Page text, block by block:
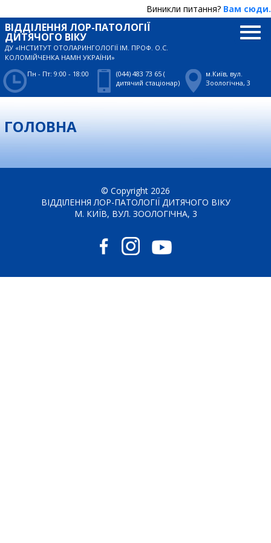
Виникли питання? Вам сюди.
ВІДДІЛЕННЯ ЛОР-ПАТОЛОГІЇ
ДИТЯЧОГО ВІКУ
ДУ «ІНСТИТУТ ОТОЛАРИНГОЛОГІЇ ІМ. ПРОФ. О.С.
КОЛОМІЙЧЕНКА НАМН УКРАЇНИ»
м.Київ, вул.
Зоологічна, 3
(044) 483 73 65 (
дитячий стаціонар)
Пн - Пт: 9:00 - 18:00
ГОЛОВНА
© Copyright 2026
ВІДДІЛЕННЯ ЛОР-ПАТОЛОГІЇ ДИТЯЧОГО ВІКУ
М. КИЇВ, ВУЛ. ЗООЛОГІЧНА, 3